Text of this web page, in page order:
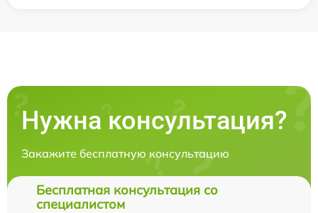
Нужна консультация?
Закажите бесплатную консультацию
Бесплатная консультация со
специалистом